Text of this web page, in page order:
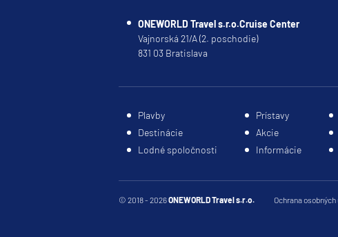
Južný Karibik
Kalifornia a Mexiko
Západný Karibik
Severná Amerika
Kanada a Nové Anglicko
ONEWORLD Travel s.r.o.Cruise Center
Vajnorská 21/A (2. poschodie)
831 03 Bratislava
Plavby Prístavy
Destinácie
Akcie
Lodné spoločnosti
Informácie
© 2018 - 2026ONEWORLD Travel s.r.o. Ochrana osobných